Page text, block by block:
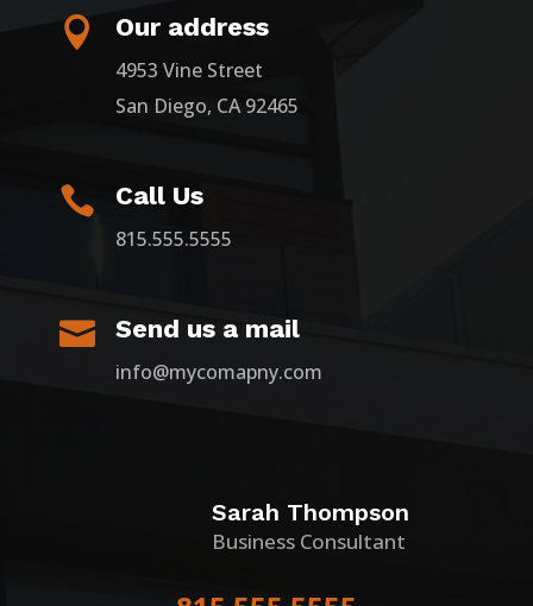
 Our address
4953 Vine Street
San Diego, CA 92465
 Call Us
815.555.5555
 Send us a mail
info@mycomapny.com
Sarah Thompson
Business Consultant